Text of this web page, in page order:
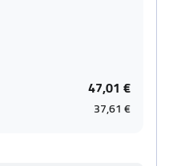
47,01 €
37,61 €